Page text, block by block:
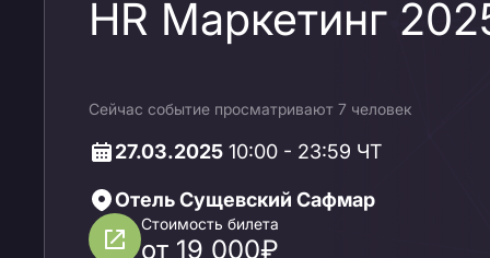
HR Маркетинг
Сейчас событие просматривают 7 человек
27.03.2025 10:00 - 23:59 ЧТ
Отель Сущевский Сафмар
Стоимость билета
от 19 000₽